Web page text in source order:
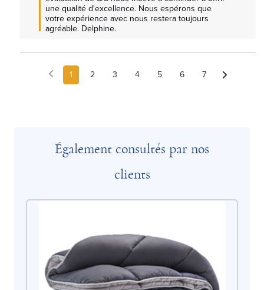
une qualité d'excellence. Nous espérons que
votre expérience avec nous restera toujours
agréable. Delphine.
1 2 3 4 5 6 7
Également consultés par nos
clients